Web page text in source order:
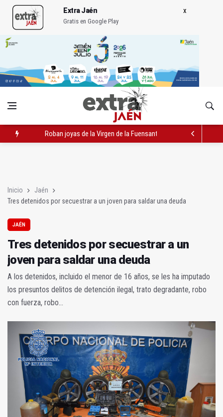
Extra Jaén
Gratis en Google Play
Roban joyas de la Virgen de la Fuensanta Coronada de
Inicio
Jaén
Tres detenidos por secuestrar a un joven para saldar una deuda
JAÉN
Tres detenidos por secuestrar a un
joven para saldar una deuda
A los detenidos, incluido el menor de 16 años, se les ha imputado
los presuntos delitos de detención ilegal, trato degradante, robo
con fuerza, robo...